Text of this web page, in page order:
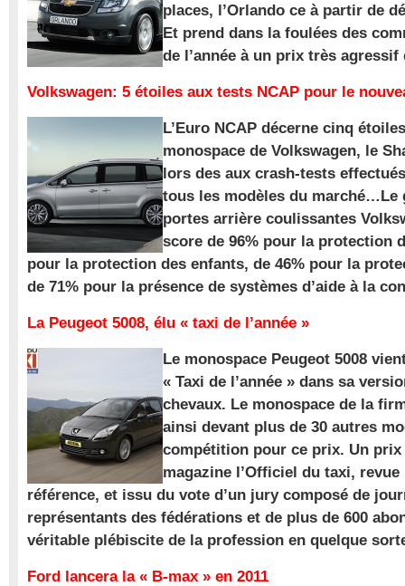
places, l’Orlando ce à partir de
Et prend dans la foulées des
de l’année à un prix très agressif
Volkswagen: 5 étoiles aux tests NCAP pour le
L’Euro NCAP décerne cinq
monospace de Volkswagen, le
lors des aux crash-tests
tous les modèles du marché…Le
portes arrière coulissantes
score de 96% pour la protection
pour la protection des enfants, de 46% pour la
de 71% pour la présence de systèmes d’aide à la
La Peugeot 5008, élu « taxi de l’année »
Le monospace Peugeot 5008
« Taxi de l’année » dans sa
chevaux. Le monospace de la
ainsi devant plus de 30 autres
compétition pour ce prix. Un
magazine l’Officiel du taxi,
référence, et issu du vote d’un jury composé de
représentants des fédérations et de plus de 600
véritable plébiscite de la profession en quelque
Ford lancera la « B-max » en 2011